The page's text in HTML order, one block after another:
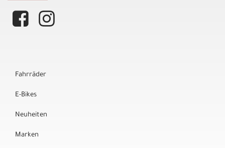
Fahrräder
E-Bikes
Neuheiten
Marken